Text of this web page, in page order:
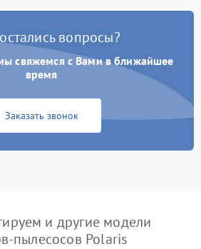
вопросы?
свяжемся с Вами в ближайшее
время
Заказать звонок
и другие модели
пылесосов Polaris